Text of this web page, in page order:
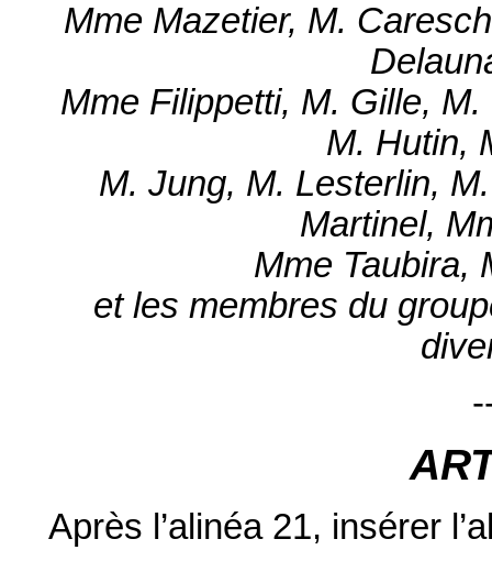
Mme Mazetier, M.
Mme Filippetti, M. Gille,
M. Hutin,
M. Jung, M. Lesterlin,
Martinel,
Mme Taubira,
et les membres du
Après l’alinéa 21, insérer